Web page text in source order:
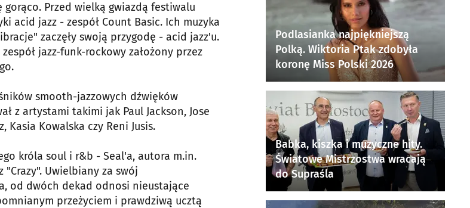
Przed wielką gwiazdą festiwalu
acid jazz - zespół Count Basic. Ich muzyka
zaczęły swoją przygodę - acid jazz'u.
jazz-funk-rockowy założony przez
smooth-jazzowych dźwięków
z artystami takimi jak Paul Jackson, Jose
Kasia Kowalska czy Reni Jusis.
króla soul i r&b - Seal'a, autora m.in.
Uwielbiany za swój
od dwóch dekad odnosi nieustające
przeżyciem i prawdziwą ucztą
Podlasianka najpiękniejszą
Polką. Wiktoria Ptak zdobyła
koronę Miss Polski 2026
Babka, kiszka i muzyczne hity.
Światowe Mistrzostwa wracają
do Supraśla